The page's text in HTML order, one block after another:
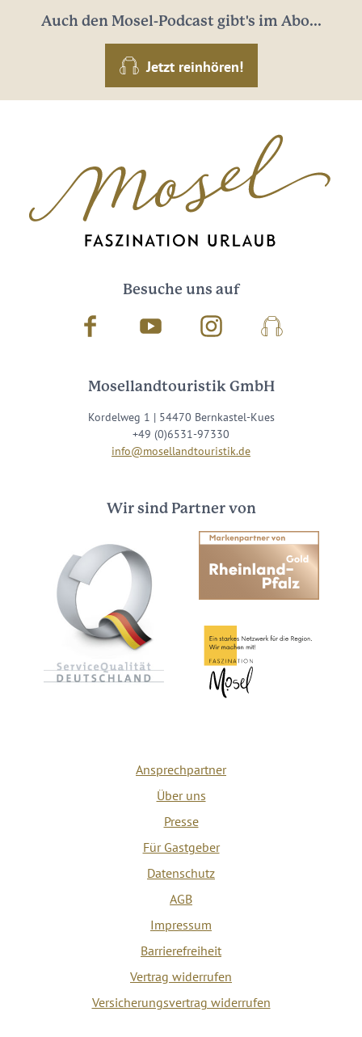
Auch den Mosel-Podcast gibt's im Abo...
Jetzt reinhören!
Besuche uns auf
Facebook Youtube InstagramPodcast
Mosellandtouristik GmbH
Kordelweg 1 | 54470 Bernkastel-Kues
+49 (0)6531-97330
info@mosellandtouristik.de
Wir sind Partner von
Ansprechpartner
Über uns
Presse
Für Gastgeber
Datenschutz
AGB
Impressum
Barrierefreiheit
Vertrag widerrufen
Versicherungsvertrag widerrufen